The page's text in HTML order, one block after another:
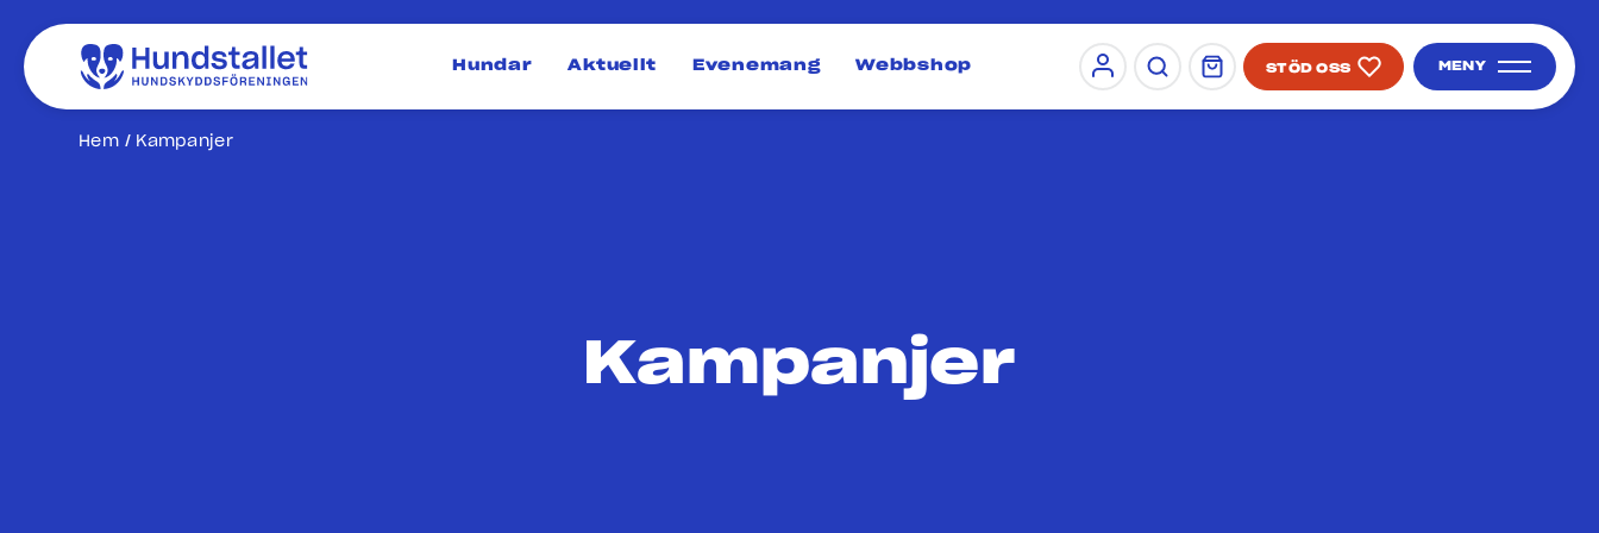
Hundar Aktuellt Evenemang Webbshop Sign in
SÖK PÅ SIDAN
STÖD OSS MENY
Hem Kampanjer
Kampanjer